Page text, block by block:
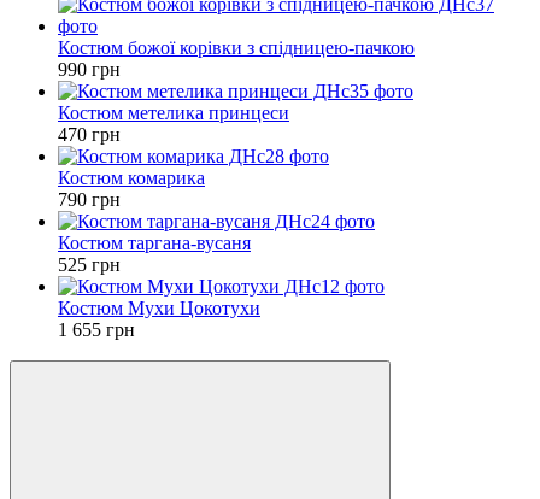
Костюм божої корівки з спідницею-пачкою
990 грн
Костюм метелика принцеси
470 грн
Костюм комарика
790 грн
Костюм таргана-вусаня
525 грн
Костюм Мухи Цокотухи
1 655 грн